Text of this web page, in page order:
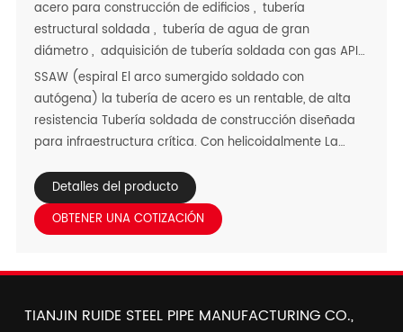
acero para construcción de edificios , tubería
estructural soldada , tubería de agua de gran
diámetro, adquisición de tubería soldada con gas API
5L
SSAW (espiral El arco sumergido soldado con
autógena) la tubería de acero es un rentable, de alta
resistencia Tubería soldada de construcción diseñada
para infraestructura crítica. Con helicoidalmente La
integridad excepcional de la soldadura y Propiedades
mecánicas, sobresaliendo como tubería de acero de la
construcción de edificios, soldada con autógena Tubería
Diseñado para soportar Duras condiciones regionales-
costero Humedad, las lluvias tropicales africanas y las
Detalles del producto
OBTENER UNA COTIZACIÓN
TIANJIN RUIDE STEEL PIPE MANUFACTURING CO.,